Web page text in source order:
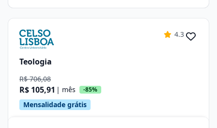
4.3
Teologia
R$ 706,08
R$ 105,91 | mês -85%
Mensalidade grátis